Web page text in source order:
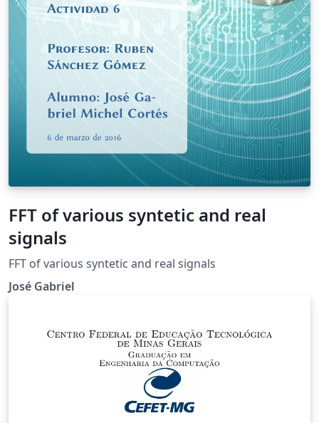
Palabras Claves: Características NoSQL en PostgreSQL,
MongoDB, PostgreSQL
FFT of various syntetic and real
signals
FFT of various syntetic and real signals
José Gabriel